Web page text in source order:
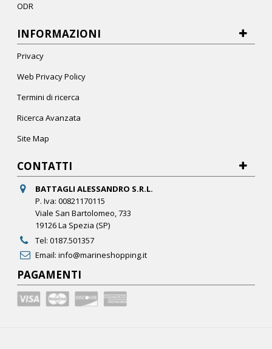
ODR
INFORMAZIONI
Privacy
Web Privacy Policy
Termini di ricerca
Ricerca Avanzata
Site Map
CONTATTI
BATTAGLI ALESSANDRO S.R.L.
P. Iva: 00821170115
Viale San Bartolomeo, 733
19126 La Spezia (SP)
Tel: 0187.501357
Email: info@marineshopping.it
PAGAMENTI